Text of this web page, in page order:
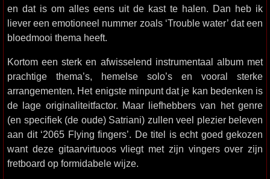
en dat is om alles eens uit de kast te halen. Dan heb ik
liever een emotioneel nummer zoals ‘Trouble water’ dat een
bloedmooi thema heeft.
Kortom een sterk en afwisselend instrumentaal album met
prachtige thema’s, hemelse solo’s en vooral sterke
arrangementen. Het enigste minpunt dat je kan bedenken is
de lage originaliteitfactor. Maar liefhebbers van het genre
(en specifiek (de oude) Satriani) zullen veel plezier beleven
aan dit ‘2065 Flying fingers’. De titel is echt goed gekozen
want deze gitaarvirtuoos vliegt met zijn vingers over zijn
fretboard op formidabele wijze.